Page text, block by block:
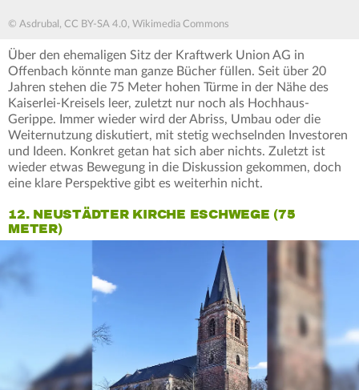
© Asdrubal, CC BY-SA 4.0, Wikimedia Commons
Über den ehemaligen Sitz der Kraftwerk Union AG in
Offenbach könnte man ganze Bücher füllen. Seit über 20
Jahren stehen die 75 Meter hohen Türme in der Nähe des
Kaiserlei-Kreisels leer, zuletzt nur noch als Hochhaus-
Gerippe. Immer wieder wird der Abriss, Umbau oder die
Weiternutzung diskutiert, mit stetig wechselnden Investoren
und Ideen. Konkret getan hat sich aber nichts. Zuletzt ist
wieder etwas Bewegung in die Diskussion gekommen, doch
eine klare Perspektive gibt es weiterhin nicht.
12. NEUSTÄDTER KIRCHE ESCHWEGE (75
METER)